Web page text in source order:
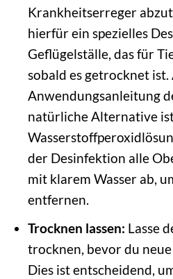
Krankheitserreger
hierfür ein spezielles
Geflügelställe, das für
sobald es getrocknet
Anwendungsanleitung
natürliche Alternative
der Desinfektion alle
mit klarem Wasser ab,
entfernen.
Trocknen lassen: Lasse
trocknen, bevor du
Dies ist entscheidend,